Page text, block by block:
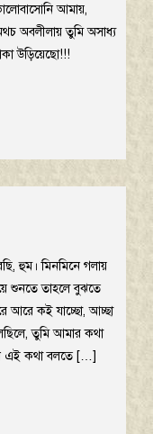
আমায়,
অবলীলায় তুমি অসাধ্য
উড়িয়েছো!!!
হুম। মিনমিনে গলায়
শুনতে তাহলে বুঝতে
আরে কই যাচ্ছো, আচ্ছা
তুমি আমার কথা
এই কথা বলতে […]